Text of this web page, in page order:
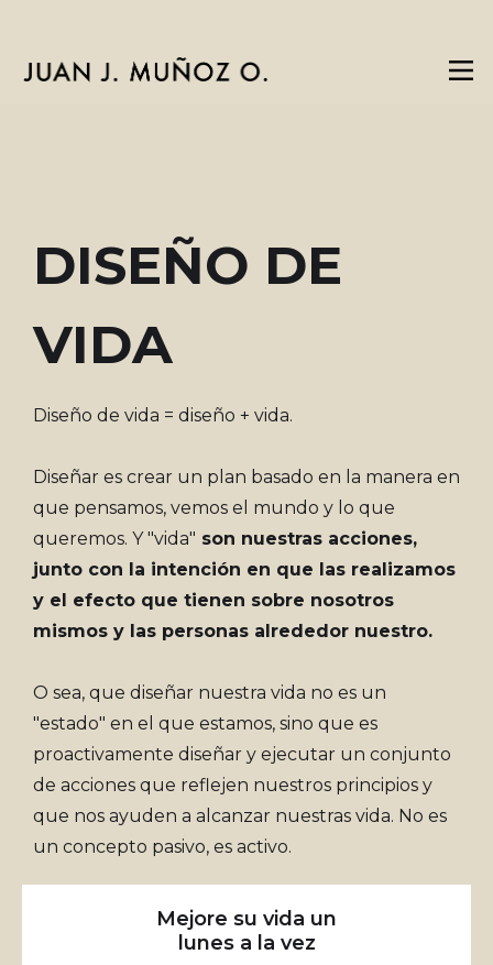
DISEÑO DE
VIDA
Diseño de vida = diseño + vida.
Diseñar es crear un plan basado en la manera en
que pensamos, vemos el mundo y lo que
queremos. Y "vida" son nuestras acciones,
junto con la intención en que las realizamos
y el efecto que tienen sobre nosotros
mismos y las personas alrededor nuestro.
O sea, que diseñar nuestra vida no es un
"estado" en el que estamos, sino que es
proactivamente diseñar y ejecutar un conjunto
de acciones que reflejen nuestros principios y
que nos ayuden a alcanzar nuestras vida. No es
un concepto pasivo, es activo.
Mejore su vida un
lunes a la vez